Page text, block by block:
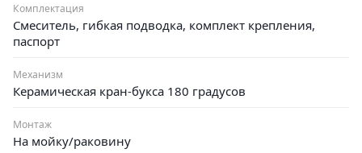
Комплектация
Смеситель, гибкая подводка, комплект крепления,
паспорт
Механизм
Керамическая кран-букса 180 градусов
Монтаж
На мойку/раковину